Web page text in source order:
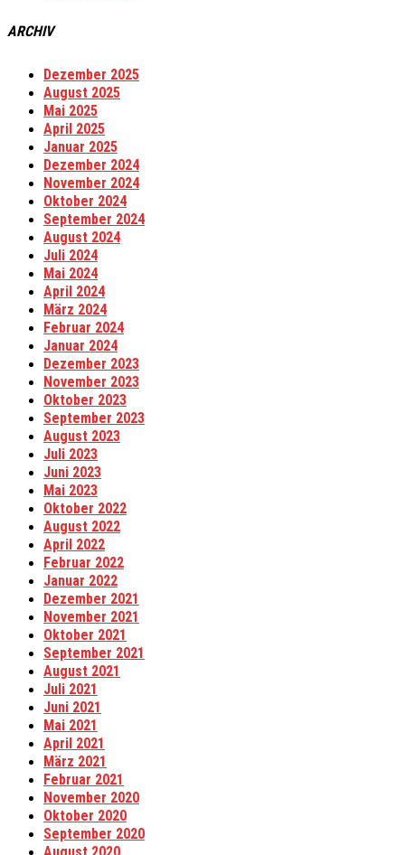
ARCHIV
Dezember 2025
August 2025
Mai 2025
April 2025
Januar 2025
Dezember 2024
November 2024
Oktober 2024
September 2024
August 2024
Juli 2024
Mai 2024
April 2024
März 2024
Februar 2024
Januar 2024
Dezember 2023
November 2023
Oktober 2023
September 2023
August 2023
Juli 2023
Juni 2023
Mai 2023
Oktober 2022
August 2022
April 2022
Februar 2022
Januar 2022
Dezember 2021
November 2021
Oktober 2021
September 2021
August 2021
Juli 2021
Juni 2021
Mai 2021
April 2021
März 2021
Februar 2021
November 2020
Oktober 2020
September 2020